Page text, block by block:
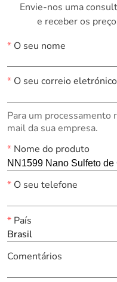
Envie-nos uma
e receber os
*O seu nome
*O seu correio eletrónico
Para um processamento
mail da sua empresa.
*Nome do produto
*O seu telefone
*País
Brasil
Comentários